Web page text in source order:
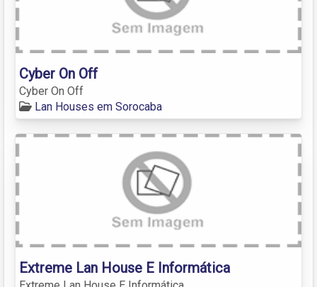
Cyber On Off
Cyber On Off
Lan Houses em Sorocaba
Extreme Lan House E Informática